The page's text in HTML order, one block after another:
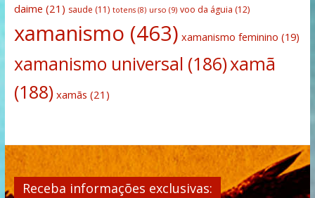
daime (21) saude (11) totens(8) urso (9) voo da águia (12)
xamanismo (463) xamanismo feminino (19)
xamanismo universal (186)xamã
(188) xamãs (21)
Receba informações exclusivas: